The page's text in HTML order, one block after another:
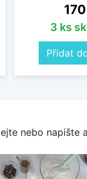
Cena
3 ks
Přidat
nebo napište